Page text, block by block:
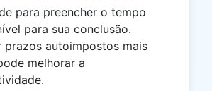
para preencher o tempo
para sua conclusão.
prazos autoimpostos mais
melhorar a